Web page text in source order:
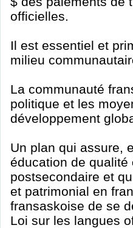
officielles.
Il est essentiel et
milieu
La communauté
politique et les
développement
Un plan qui assure,
éducation de
postsecondaire et
et patrimonial en
fransaskoise de se
Loi sur les langues